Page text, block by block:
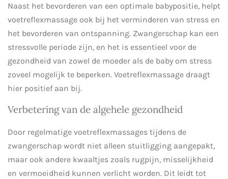
Naast het bevorderen van een optimale babypositie, helpt
voetreflexmassage ook bij het verminderen van stress en
het bevorderen van ontspanning. Zwangerschap kan een
stressvolle periode zijn, en het is essentieel voor de
gezondheid van zowel de moeder als de baby om stress
zoveel mogelijk te beperken. Voetreflexmassage draagt
hier positief aan bij.
Verbetering van de algehele gezondheid
Door regelmatige voetreflexmassages tijdens de
zwangerschap wordt niet alleen stuitligging aangepakt,
maar ook andere kwaaltjes zoals rugpijn, misselijkheid
en vermoeidheid kunnen verlicht worden. Dit leidt tot